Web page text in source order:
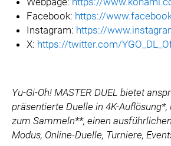
Facebook: https://
Instagram: https://
X: https://twitter.com/
Yu-Gi-Oh! MASTER DUEL bietet
präsentierte Duelle in 4K-Auflösung*,
zum Sammeln**, einen
Modus, Online-Duelle, Turniere,